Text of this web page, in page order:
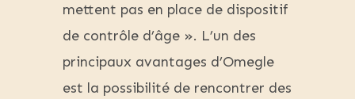
mettent pas en place de dispositif
de contrôle d’âge ». L’un des
principaux avantages d’Omegle
est la possibilité de rencontrer des